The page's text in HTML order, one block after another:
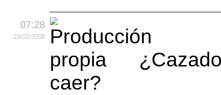
07:28
24/02/2009
caer?